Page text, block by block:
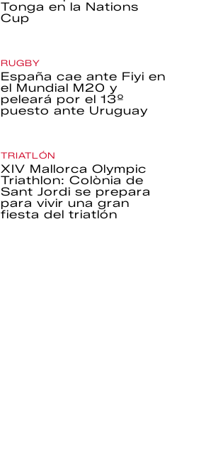
Tonga en la Nations
Cup
RUGBY
España cae ante Fiyi en
el Mundial M20 y
peleará por el 13º
puesto ante Uruguay
TRIATLÓN
XIV Mallorca Olympic
Triathlon: Colònia de
Sant Jordi se prepara
para vivir una gran
fiesta del triatlón